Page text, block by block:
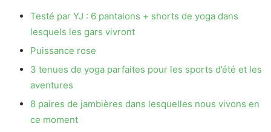
Testé par YJ : 6 pantalons + shorts de yoga dans
lesquels les gars vivront
Puissance rose
3 tenues de yoga parfaites pour les sports d’été et les
aventures
8 paires de jambières dans lesquelles nous vivons en
ce moment